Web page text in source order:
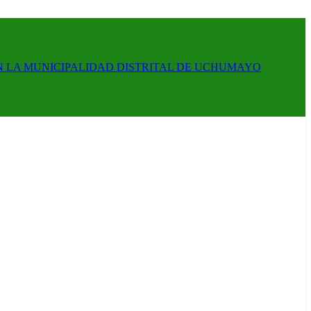
LA MUNICIPALIDAD DISTRITAL DE UCHUMAYO